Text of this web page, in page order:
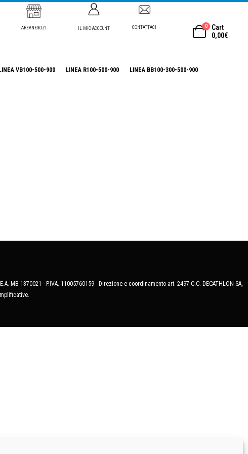
AREANEGOZI IL MIO ACCOUNT CONTATTACI 0
Cart
0,00€
LINEA VB100-500-900 LINEA R100-500-900 LINEA BB100-300-500-900
MB-1370021 - P.IVA. 11005760159 - Direzione e coordinamento art. 2497 C.C. DECATHLON SA,